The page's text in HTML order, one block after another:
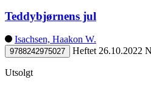
Teddybjørnens jul
Isachsen, Haakon W.
9788242975027 Heftet 26.10.2022
Utsolgt